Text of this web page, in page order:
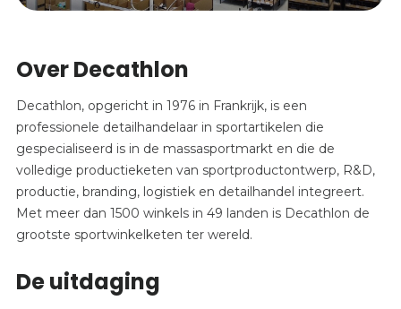
Over Decathlon
Decathlon, opgericht in 1976 in Frankrijk, is een
professionele detailhandelaar in sportartikelen die
gespecialiseerd is in de massasportmarkt en die de
volledige productieketen van sportproductontwerp, R&D,
productie, branding, logistiek en detailhandel integreert.
Met meer dan 1500 winkels in 49 landen is Decathlon de
grootste sportwinkelketen ter wereld.
De uitdaging